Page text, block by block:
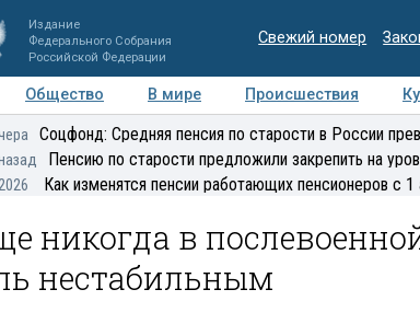
Издание
Федерального Собрания
Российской Федерации
Свежий номер
Общество В мире Происшествия
Регионы Медиацентр Интервью
Соцфонд: Средняя пенсия по старости в России
Пенсию по старости предложили закрепить на
Как изменятся пенсии работающих пенсионеров с 1
никогда в
нестабильным